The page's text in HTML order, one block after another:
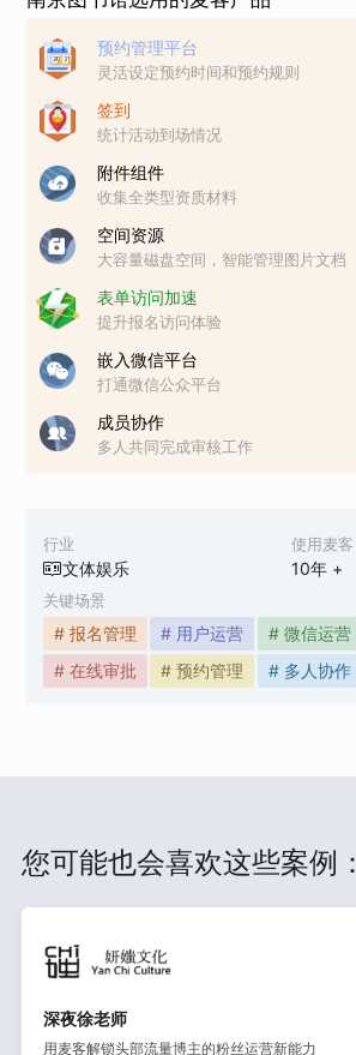
行业
文体娱乐
使用麦客
10年 +
关键场景
# 报名管理 # 用户运营 # 微信运营
# 在线审批
# 预约管理 # 多人协作
预约管理平台
灵活设定预约时间和预约规则
签到
统计活动到场情况
附件组件
收集全类型资质材料
空间资源
大容量磁盘空间，智能管理图片文档
表单访问加速
提升报名访问体验
嵌入微信平台
打通微信公众平台
成员协作
多人共同完成审核工作
您可能也会喜欢这些案例：
深夜徐老师
用麦客解锁头部流量博主的粉丝运营新能力